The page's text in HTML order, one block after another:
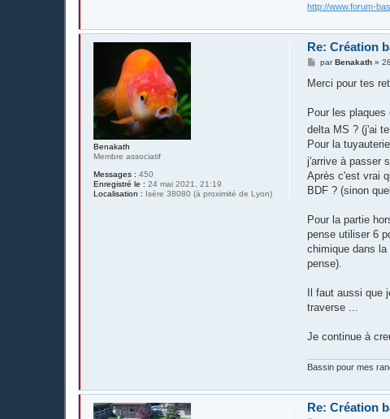
http://www.forum-
Benakath
Membre associatif
Messages : 450
Enregistré le : 24 mai 2021, 21:19
Localisation : Isère 38080 (à proximité de Lyon)
Re: Création
M
s
g
parBenakath »
Merci pour tes
Pour les
delta MS ? (j'ai
Pour la
j'arrive à passer
Après c'est vrai
BDF ? (sinon
Pour la partie
pense utiliser 6
chimique dans
pense).
Il faut aussi
traverse ...
Je continue à
Bassin pour mes
Re: Création